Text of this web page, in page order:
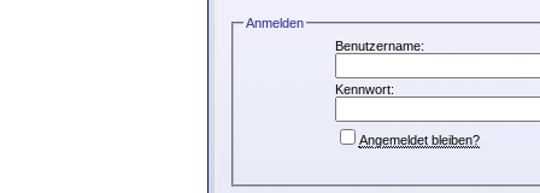
Anmelden
Benutzername:
Kennwort:
Angemeldet bleiben?